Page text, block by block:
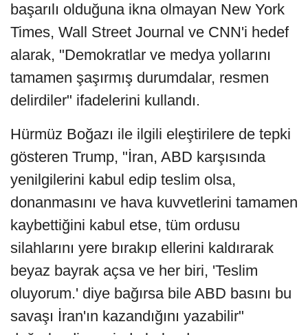
başarılı olduğuna ikna olmayan New York
Times, Wall Street Journal ve CNN'i hedef
alarak, "Demokratlar ve medya yollarını
tamamen şaşırmış durumdalar, resmen
delirdiler" ifadelerini kullandı.
Hürmüz Boğazı ile ilgili eleştirilere de tepki
gösteren Trump, "İran, ABD karşısında
yenilgilerini kabul edip teslim olsa,
donanmasını ve hava kuvvetlerini tamamen
kaybettiğini kabul etse, tüm ordusu
silahlarını yere bırakıp ellerini kaldırarak
beyaz bayrak açsa ve her biri, 'Teslim
oluyorum.' diye bağırsa bile ABD basını bu
savaşı İran'ın kazandığını yazabilir"